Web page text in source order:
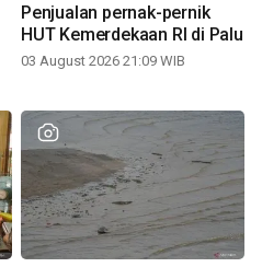
Penjualan pernak-pernik
HUT Kemerdekaan RI di Palu
03 August 2026 21:09 WIB